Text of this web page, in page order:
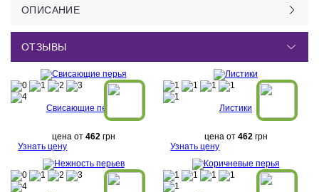
ОПИСАНИЕ
ОТЗЫВЫ
Свисающие перья
цена от 462грн
Узнать цену
Листики
цена от 462грн
Узнать цену